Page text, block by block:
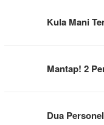
Kula Mani
Mantap! 2
Dua